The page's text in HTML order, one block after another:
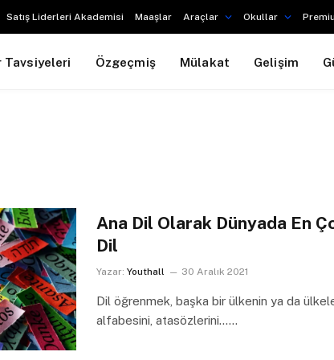
Satış Liderleri Akademisi Maaşlar Araçlar Okullar
Tavsiyeleri Özgeçmiş Mülakat Gelişim
Ana Dil Olarak Dünyada En
Dil
Yazar: Youthall 30 Aralık 2021
Dil öğrenmek, başka bir ülkenin ya da
alfabesini, atasözlerini……